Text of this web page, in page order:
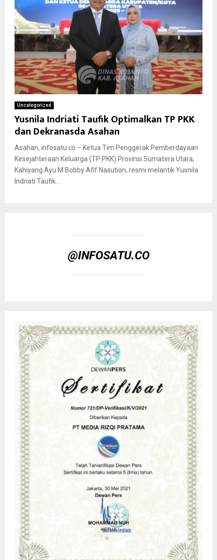
Uncategorized
Yusnila Indriati Taufik Optimalkan TP PKK
dan Dekranasda Asahan
Asahan, infosatu.co – Ketua Tim Penggerak Pemberdayaan
Kesejahteraan Keluarga (TP PKK) Provinsi Sumatera Utara,
Kahiyang Ayu M Bobby Afif Nasution, resmi melantik Yusnila
Indriati Taufik...
@INFOSATU.CO